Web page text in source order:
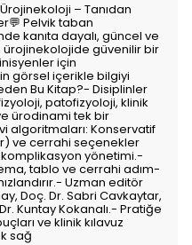
– Tanıdan
Pelvik taban
kanıta dayalı, güncel ve
güvenilir bir
için
görsel içerikle bilgiyi
Bu Kitap?- Disiplinler
patofizyoloji, klinik
ürodinami tek bir
algoritmaları: Konservatif
ve cerrahi seçenekler
yönetimi.-
tablo ve cerrahi adım-
Uzman editör
Doç. Dr. Sabri Cavkaytar,
Kuntay Kokanalı.- Pratiğe
ve klinik kılavuz
sağ